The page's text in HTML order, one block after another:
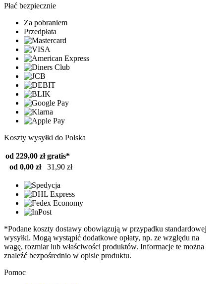
Płać bezpiecznie
Za pobraniem
Przedpłata
Koszty wysyłki do Polska
od 229,00 zł gratis*
od 0,00 zł
31,90 zł
*Podane koszty dostawy obowiązują w przypadku standardowej
wysyłki. Mogą wystąpić dodatkowe opłaty, np. ze względu na
wagę, rozmiar lub właściwości produktów. Informacje te można
znaleźć bezpośrednio w opisie produktu.
Pomoc